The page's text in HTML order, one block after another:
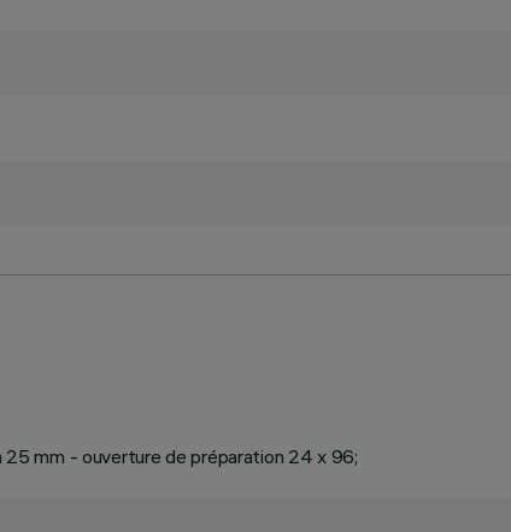
mm - ouverture de préparation 24 x 96;